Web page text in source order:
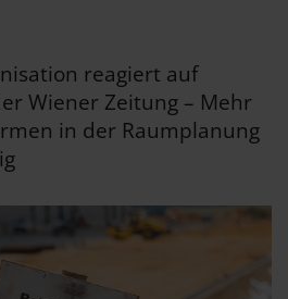
reagiert auf
Wiener Zeitung – Mehr
in der Raumplanung